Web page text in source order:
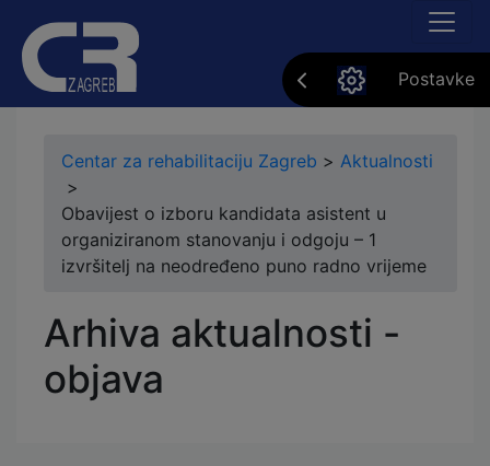
Postavke
Centar za rehabilitaciju Zagreb > Aktualnosti
>
Obavijest o izboru kandidata asistent u
organiziranom stanovanju i odgoju – 1
izvršitelj na neodređeno puno radno vrijeme
Arhiva aktualnosti -
objava